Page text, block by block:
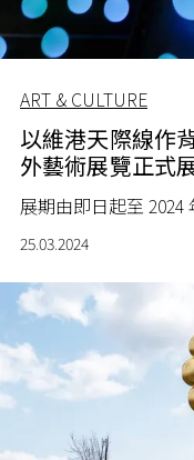
ART & CULTURE
以維港天際線作
外藝術展覽正式
展期由即日起至 2024
25.03.2024